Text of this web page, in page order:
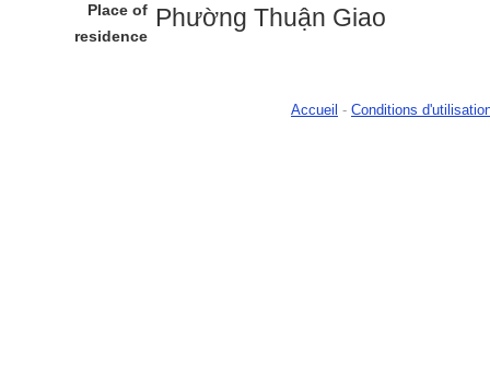
Place of
residence
Phường Thuận Giao
Accueil - Conditions